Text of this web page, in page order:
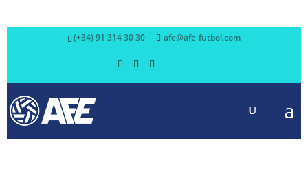
(+34) 91 314 30 30 afe@afe-futbol.com